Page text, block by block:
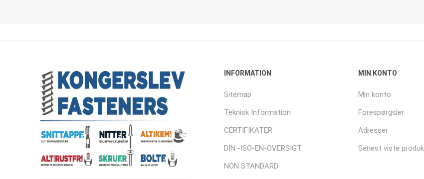
INFORMATION
Sitemap
Teknisk Information
CERTIFIKATER
DIN -ISO-EN-OVERSIGT
NON STANDARD
MIN KONTO
Min konto
Forespørgsler
Adresser
Senest viste